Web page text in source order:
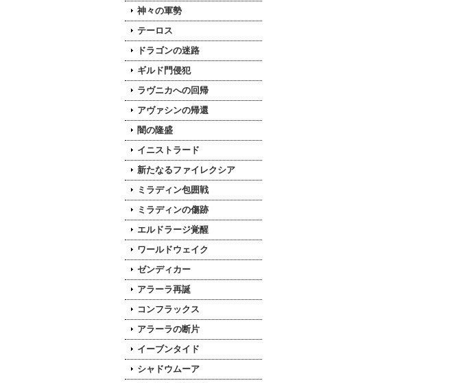
神々の軍勢
テーロス
ドラゴンの迷路
ギルド門侵犯
ラヴニカへの回帰
アヴァシンの帰還
闇の隆盛
イニストラード
新たなるファイレクシア
ミラディン包囲戦
ミラディンの傷跡
エルドラージ覚醒
ワールドウェイク
ゼンディカー
アラーラ再誕
コンフラックス
アラーラの断片
イーブンタイド
シャドウムーア